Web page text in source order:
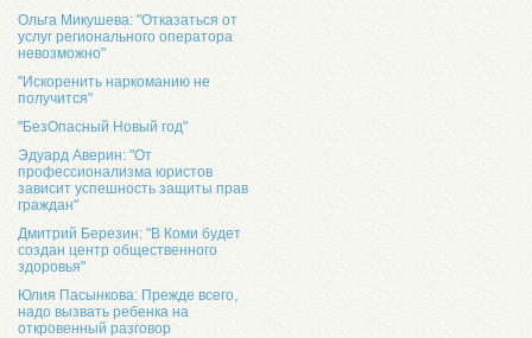
Ольга Микушева: "Отказаться от
услуг регионального оператора
невозможно"
"Искоренить наркоманию не
получится"
"БезОпасный Новый год"
Эдуард Аверин: "От
профессионализма юристов
зависит успешность защиты прав
граждан"
Дмитрий Березин: "В Коми будет
создан центр общественного
здоровья"
Юлия Пасынкова: Прежде всего,
надо вызвать ребенка на
откровенный разговор